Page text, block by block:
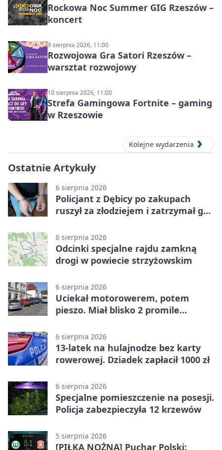
Rockowa Noc Summer GIG Rzeszów –
koncert
9 sierpnia 2026, 11:00
Rozwojowa Gra Satori Rzeszów –
warsztat rozwojowy
10 sierpnia 2026, 11:00
Strefa Gamingowa Fortnite – gaming
w Rzeszowie
Kolejne wydarzenia
Ostatnie Artykuły
6 sierpnia 2026
Policjant z Dębicy po zakupach
ruszył za złodziejem i zatrzymał go
6 sierpnia 2026
Odcinki specjalne rajdu zamkną
drogi w powiecie strzyżowskim
6 sierpnia 2026
Uciekał motorowerem, potem
pieszo. Miał blisko 2 promile
6 sierpnia 2026
13-latek na hulajnodze bez karty
rowerowej. Dziadek zapłacił 1000 zł
6 sierpnia 2026
Specjalne pomieszczenie na posesji.
Policja zabezpieczyła 12 krzewów
5 sierpnia 2026
[PIŁKA NOŻNA] Puchar Polski: